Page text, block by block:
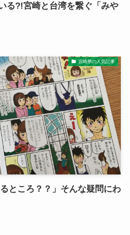
る?!宮崎と台湾を繋ぐ「みや
宮崎県の人気記事
ところ？？」そんな疑問にわ